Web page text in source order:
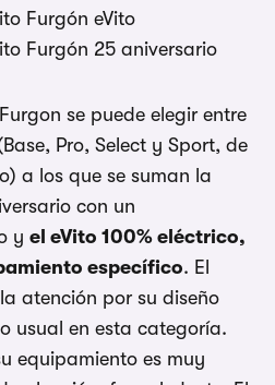
Furgón eVito
Furgón 25 aniversario
se puede elegir entre
Pro, Select y Sport, de
a los que se suman la
con un
y el eVito 100% eléctrico,
específico. El
atención por su diseño
usual en esta categoría.
equipamiento es muy